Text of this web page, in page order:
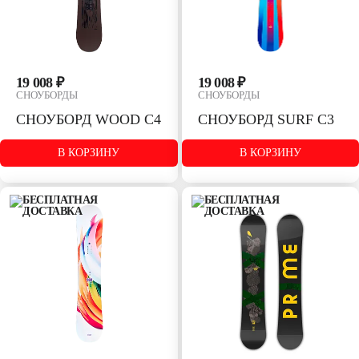
19 008 ₽
СНОУБОРДЫ
СНОУБОРД WOOD С4
В КОРЗИНУ
РАЗМЕР:
153 159
19 008 ₽
СНОУБОРДЫ
СНОУБОРД SURF С3
В КОРЗИНУ
РАЗМЕР:
140 147 153
155